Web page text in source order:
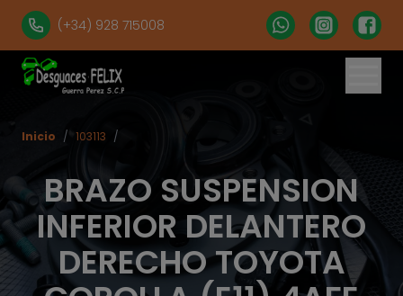
(+34) 928 715008
BRAZO SUSPENSION
INFERIOR DELANTERO
DERECHO TOYOTA
Inicio / 103113 /